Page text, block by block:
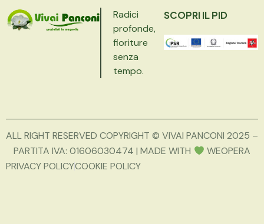
Radici
profonde,
fioriture
senza
tempo.
SCOPRI IL PID
ALL RIGHT RESERVED COPYRIGHT © VIVAI PANCONI 2025 –
PARTITA IVA: 01606030474 | MADE WITH
WEOPERA
PRIVACY POLICYCOOKIE POLICY